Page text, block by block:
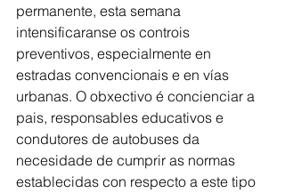
permanente, esta semana
intensificaranse os controis
preventivos, especialmente en
estradas convencionais e en vías
urbanas. O obxectivo é concienciar a
pais, responsables educativos e
condutores de autobuses da
necesidade de cumprir as normas
establecidas con respecto a este tipo